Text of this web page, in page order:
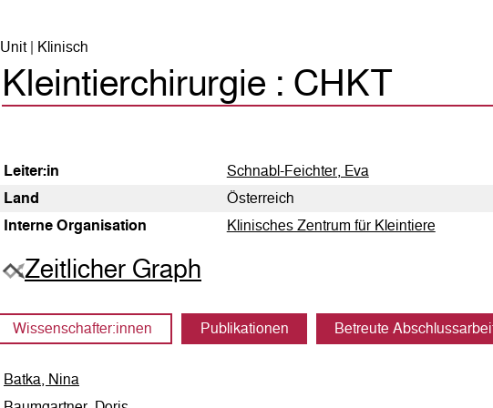
Unit | Klinisch
Kleintierchirurgie : CHKT
Leiter:in
Schnabl-Feichter, Eva
Land
Österreich
Interne Organisation
Klinisches Zentrum für Kleintiere
Zeitlicher Graph
Wissenschafter:innen Publikationen Betreute
Batka, Nina